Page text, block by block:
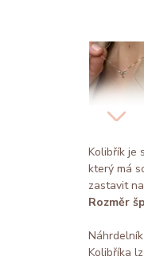
Kolibřík je
který má
zastavit
Rozměr
Kolibříka